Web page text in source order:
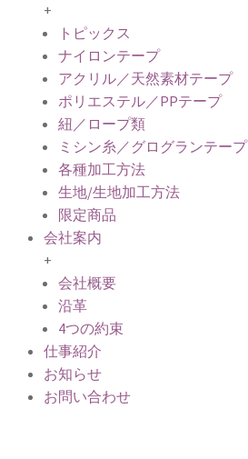
+
トピックス
ナイロンテープ
アクリル／天然素材テープ
ポリエステル／PPテープ
紐／ロープ類
ミシン糸／グログランテープ
各種加工方法
生地/生地加工方法
限定商品
会社案内
+
会社概要
沿革
4つの約束
仕事紹介
お知らせ
お問い合わせ